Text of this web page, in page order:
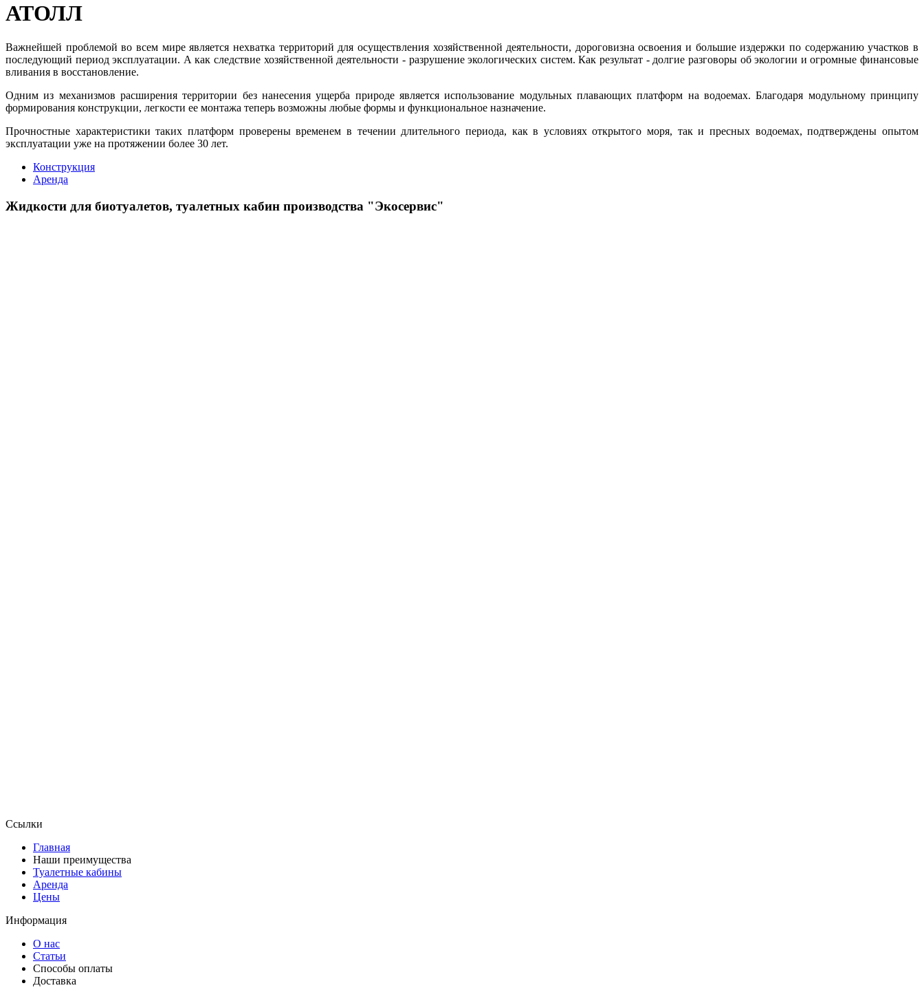
АТОЛЛ
Важнейшей проблемой во всем мире является нехватка территорий для осуществления хозяйственной деятельности, дороговизна освоения и большие издержки по содержанию участков в
последующий период эксплуатации. А как следствие хозяйственной деятельности - разрушение экологических систем. Как результат - долгие разговоры об экологии и огромные финансовые
вливания в восстановление.
Одним из механизмов расширения территории без нанесения ущерба природе является использование модульных плавающих платформ на водоемах. Благодаря модульному принципу
формирования конструкции, легкости ее монтажа теперь возможны любые формы и функциональное назначение.
Прочностные характеристики таких платформ проверены временем в течении длительного периода, как в условиях открытого моря, так и пресных водоемах, подтверждены опытом
эксплуатации уже на протяжении более 30 лет.
Конструкция
Аренда
Жидкости для биотуалетов, туалетных кабин производства "Экосервис"
Cсылки
Главная
Наши преимущества
Туалетные кабины
Аренда
Цены
Информация
О нас
Статьи
Способы оплаты
Доставка